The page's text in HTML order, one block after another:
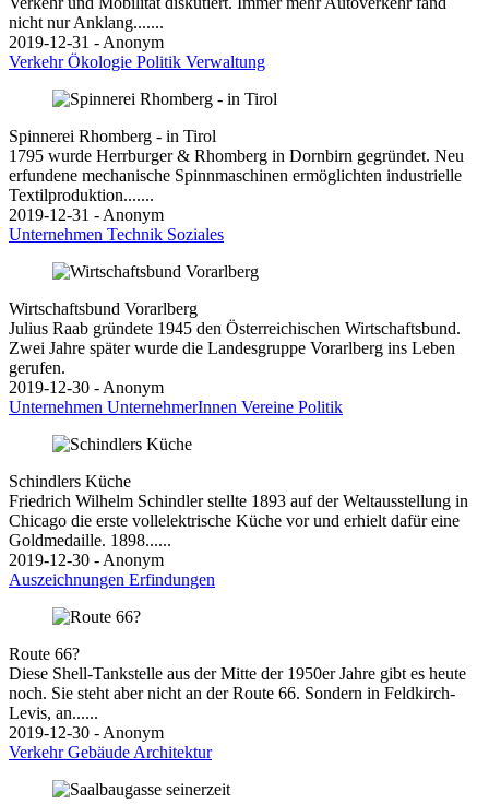
nicht nur Anklang.......
2019-12-31 - Anonym
VerkehrÖkologie Politik Verwaltung
Spinnerei Rhomberg - in Tirol
1795 wurde Herrburger & Rhomberg in Dornbirn gegründet. Neu
erfundene mechanische Spinnmaschinen ermöglichten industrielle
Textilproduktion.......
2019-12-31 - Anonym
Unternehmen Technik Soziales
Wirtschaftsbund Vorarlberg
Julius Raab gründete 1945 den Österreichischen Wirtschaftsbund.
Zwei Jahre später wurde die Landesgruppe Vorarlberg ins Leben
gerufen.
2019-12-30 - Anonym
Unternehmen UnternehmerInnen Vereine Politik
Schindlers Küche
Friedrich Wilhelm Schindler stellte 1893 auf der Weltausstellung in
Chicago die erste vollelektrische Küche vor und erhielt dafür eine
Goldmedaille. 1898......
2019-12-30 - Anonym
Auszeichnungen Erfindungen
Route 66?
Diese Shell-Tankstelle aus der Mitte der 1950er Jahre gibt es heute
noch. Sie steht aber nicht an der Route 66. Sondern in Feldkirch-
Levis, an......
2019-12-30 - Anonym
VerkehrGebäude Architektur